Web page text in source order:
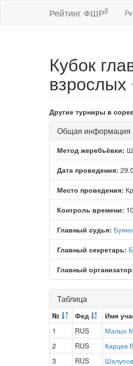
Рейтинг ФШРβ
Кубок
взрослых
Другие турниры в
Общая информация
Метод жеребьёвки:
Дата проведения:
Место проведения:
Контроль времени:
Главный судья:
Главный секретарь:
Главный
Таблица
№ Фед Имя
1
RUS Малых
2
RUS Карцев
3
RUS